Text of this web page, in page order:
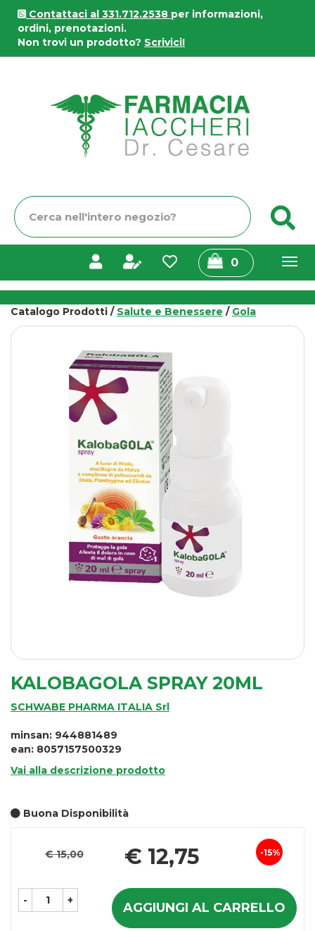
Passa
contenuto
principale
Contattaci al 331.712.2538 per informazioni,
ordini, prenotazioni.
Non trovi un prodotto? Scrivici!
Cerca
Prodotto
0prodotti
inseriti
Catalogo Prodotti / Salute e Benessere / Gola
KALOBAGOLA SPRAY 20ML
SCHWABE PHARMA ITALIA Srl
minsan: 944881489
ean: 8057157500329
Vai alla descrizione prodotto
Buona Disponibilità
Sconto
15%
€ 15,00 € 12,75
- + AGGIUNGI AL CARRELLO